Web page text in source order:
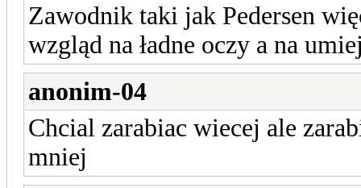
Zawodnik taki jak Pedersen
wzgląd na ładne oczy a na
anonim-04
Chcial zarabiac wiecej ale
mniej